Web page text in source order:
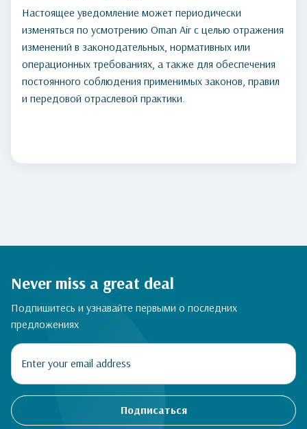
Настоящее уведомление может периодически
изменяться по усмотрению Oman Air с целью отражения
изменений в законодательных, нормативных или
операционных требованиях, а также для обеспечения
постоянного соблюдения применимых законов, правил
и передовой отраслевой практики.
Never miss a great deal
Подпишитесь и узнавайте первыми о последних
предложениях
Подписаться